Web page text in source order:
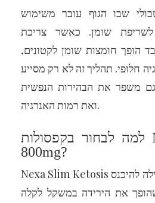
שבו הגוף עובר משימוש
לשריפת שומן. כאשר צריכת
הופך חומצות שומן לקטונים,
חלופי. תהליך זה לא רק מסייע
משפר את הבהירות הנפשית
ואת רמות האנרגיה.
למה לבחור בקפסולות NexaSlim BHB
800mg?
Nexa Slim Ketosis מציעה דרך בטוחה ויעילה להיכנס
את הירידה במשקל לקלה